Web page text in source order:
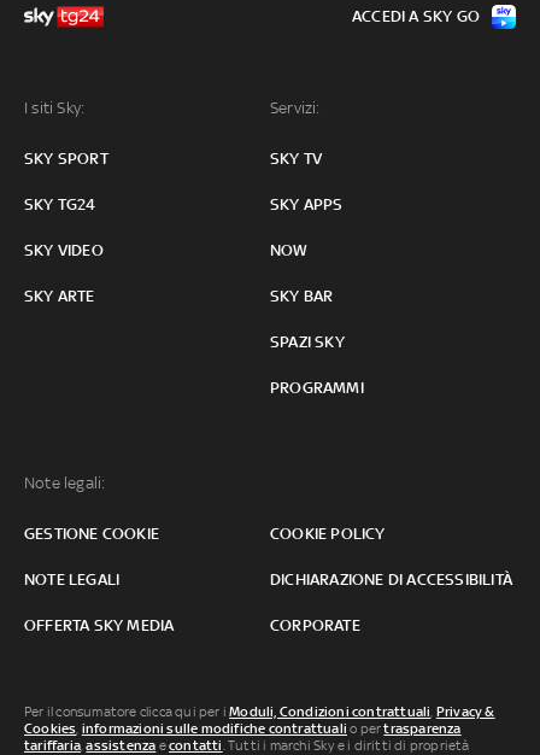
I siti Sky:
SKY SPORT
SKY TG24
SKY VIDEO
SKY ARTE
Servizi:
SKY TV
SKY APPS
NOW
SKY BAR
SPAZI SKY
PROGRAMMI
Note legali:
GESTIONE COOKIE COOKIE POLICY
NOTE LEGALI DICHIARAZIONE DI ACCESSIBILITÀ
OFFERTA SKY MEDIA CORPORATE
ACCEDI A SKY GO
Per il consumatore clicca qui per iModuli, Condizioni contrattuali, Privacy &
Cookies, informazioni sulle modifiche contrattuali o pertrasparenza
tariffaria,assistenza econtatti. Tutti i marchi Sky e i diritti di proprietà